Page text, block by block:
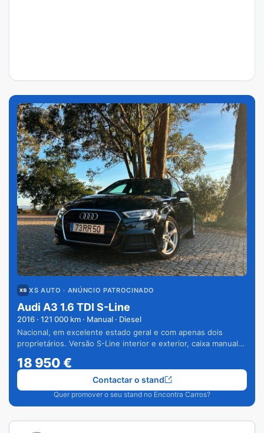
XS AUTO · ANÚNCIO PATROCINADO
Audi A3 1.6 TDI S-Line
2016 · 121 000 km · Manual · Diesel
Nacional, em excelente estado geral e com apenas dois
proprietários. Versão S-Line interior e exterior, caixa manual
18 950€
Quer promover o seu stand no Encontra Carros?
Contactar o stand